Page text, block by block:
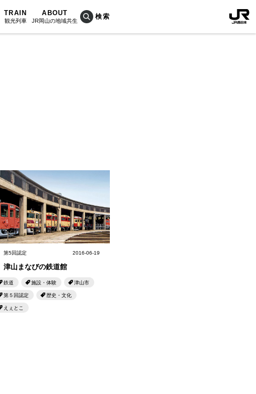
山・備後のうめぇもん
市/西粟倉村/奈義町/勝央町
市/鏡野町/吉備中央町/久米南町/美咲町
道市/福山市/笠岡市/府中市
見市/高梁市/総社市/井原市/矢掛町
タログ
TRAIN
観光列車
ABOUT
JR岡山の地域共生
第5回認定 2016-06-19
津山まなびの鉄道館
鉄道 施設・体験 津山市
第５回認定 歴史・文化
えぇとこ